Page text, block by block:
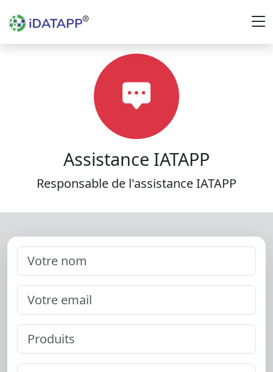
Assistance IATAPP
Responsable de l'assistance IATAPP